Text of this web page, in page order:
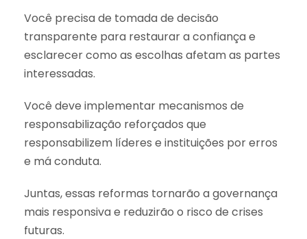
Você precisa de tomada de decisão
transparente para restaurar a confiança e
esclarecer como as escolhas afetam as partes
interessadas.
Você deve implementar mecanismos de
responsabilização reforçados que
responsabilizem líderes e instituições por erros
e má conduta.
Juntas, essas reformas tornarão a governança
mais responsiva e reduzirão o risco de crises
futuras.